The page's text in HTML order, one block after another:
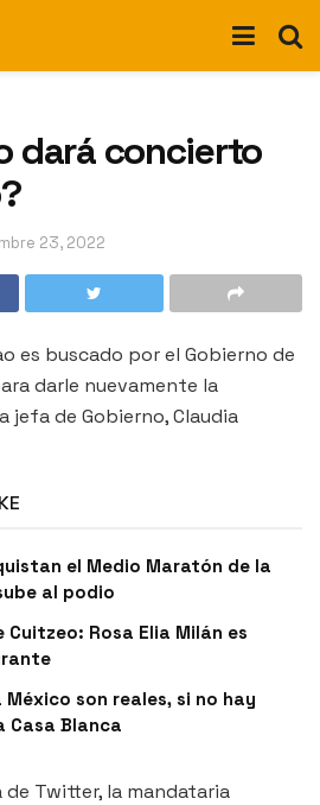
dará concierto
23, 2022
es buscado por el Gobierno de
darle nuevamente la
jefa de Gobierno, Claudia
el Medio Maratón de la
al podio
Rosa Elia Milán es
México son reales, si no hay
Casa Blanca
Twitter, la mandataria